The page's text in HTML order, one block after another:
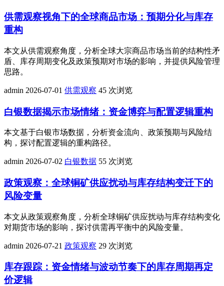
供需观察视角下的全球商品市场：预期分化与库存
重构
本文从供需观察角度，分析全球大宗商品市场当前的结构性矛
盾、库存周期变化及政策预期对市场的影响，并提供风险管理
思路。
admin 2026-07-01 供需观察 45 次浏览
白银数据揭示市场情绪：资金博弈与配置逻辑重构
本文基于白银市场数据，分析资金流向、政策预期与风险结
构，探讨配置逻辑的重构路径。
admin 2026-07-02 白银数据 55 次浏览
政策观察：全球铜矿供应扰动与库存结构变迁下的
风险变量
本文从政策观察角度，分析全球铜矿供应扰动与库存结构变化
对期货市场的影响，探讨供需再平衡中的风险变量。
admin 2026-07-21 政策观察 29 次浏览
库存跟踪：资金情绪与波动节奏下的库存周期再定
价逻辑